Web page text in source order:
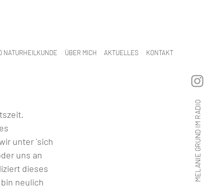
MELANIE GRUND IM RADIO
NATURHEILKUNDE ÜBER MICH AKTUELLES KONTAKT
unter `sich
uns an
dieses
neulich